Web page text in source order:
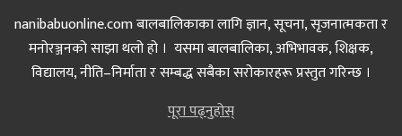
nanibabuonline.com बालबालिकाका लागि ज्ञान, सूचना, सृजनात्मकता र
मनोरञ्जनको साझा थलो हो । यसमा बालबालिका, अभिभावक, शिक्षक,
विद्यालय, नीति–निर्माता र सम्बद्ध सबैका सरोकारहरू प्रस्तुत गरिन्छ ।
पूरा पढ्नुहोस्